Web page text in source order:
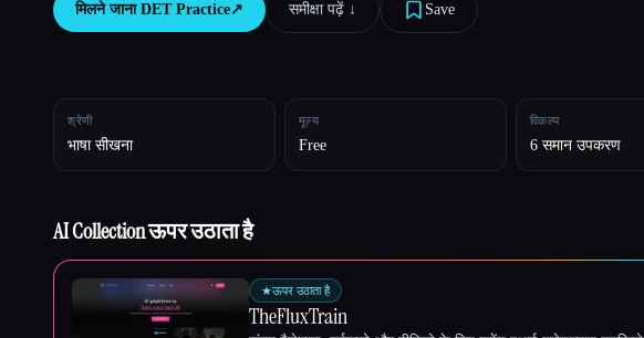
मिलने जाना DET Practice↗︎ समीक्षा पढ़ें ↓︎ Save
श्रेणी
भाषा सीखना
मूल्य
Free
विकल्प
6 समान उपकरण
AI Collection ऊपर उठाता है
★ऊपर उठाता है
TheFluxTrain